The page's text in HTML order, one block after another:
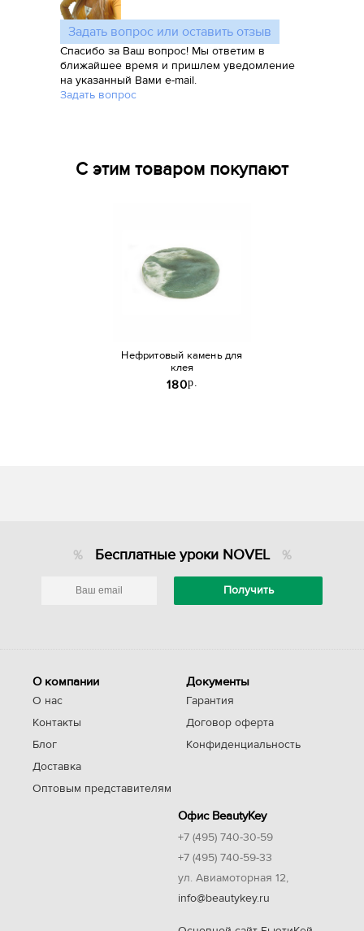
Задать вопрос или оставить отзыв
Спасибо за Ваш вопрос! Мы ответим в
ближайшее время и пришлем уведомление
на указанный Вами e-mail.
Задать вопрос
С этим товаром покупают
Нефритовый камень для
клея
180p.
Бесплатные уроки NOVEL
О компании
О нас
Контакты
Блог
Доставка
Оптовым представителям
Документы
Гарантия
Договор оферта
Конфиденциальность
Офис BeautyKey
+7 (495) 740-30-59
+7 (495) 740-59-33
ул. Авиамоторная 12,
info@beautykey.ru